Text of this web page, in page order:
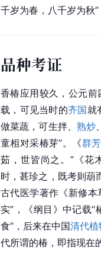
千岁为春，八千岁为秋
品种考证
香椿应用较久，公元前
载，可见当时的齐国就
做菜蔬，可生拌、 熟炒
童相对采椿芽”。《群
茹，世皆尚之。”《花
时，甚珍之，既考则葫
古代医学著作《新修
实”，《纲目》中记载
食”，后来在中国清代植
代所谓的椿，即指现在